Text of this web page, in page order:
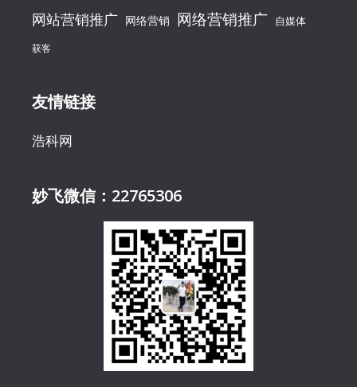
网站营销推广 网络营销 网络营销推广 自媒体
获客
友情链接
浩科网
妙飞微信：22765306